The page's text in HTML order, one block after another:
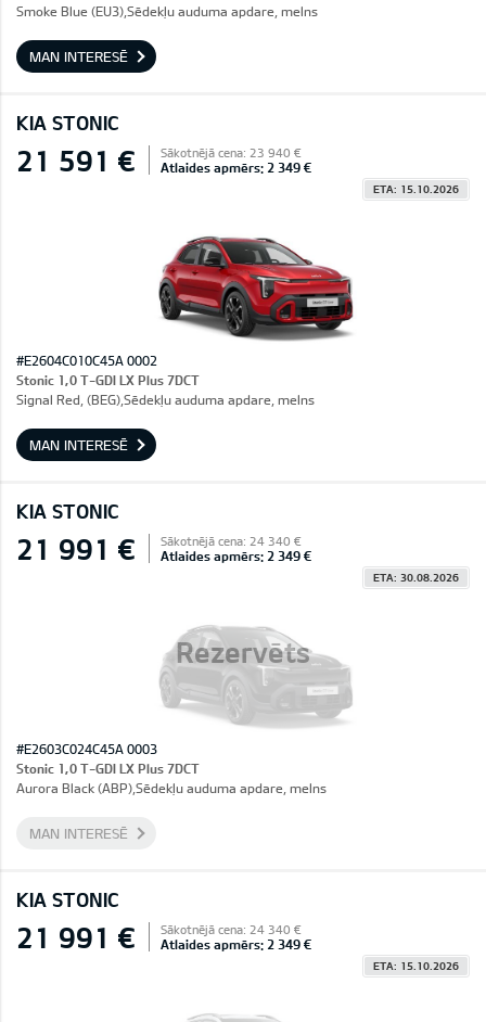
Smoke Blue (EU3),Sēdekļu auduma apdare, melns
MAN INTERESĒ
KIA STONIC
21 591 € Sākotnējā cena: 23 940 €
Atlaides apmērs: 2 349 €
ETA: 15.10.2026
#E2604C010C45A 0002
Stonic 1,0 T-GDI LX Plus 7DCT
Signal Red, (BEG),Sēdekļu auduma apdare, melns
MAN INTERESĒ
KIA STONIC
Rezervēts
21 991 € Sākotnējā cena: 24 340 €
Atlaides apmērs: 2 349 €
ETA: 30.08.2026
#E2603C024C45A 0003
Stonic 1,0 T-GDI LX Plus 7DCT
Aurora Black (ABP),Sēdekļu auduma apdare, melns
MAN INTERESĒ
KIA STONIC
21 991 € Sākotnējā cena: 24 340 €
Atlaides apmērs: 2 349 €
ETA: 15.10.2026